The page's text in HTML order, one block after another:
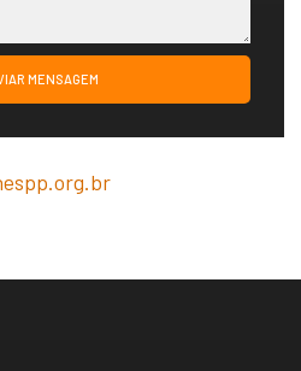
MENSAGEM